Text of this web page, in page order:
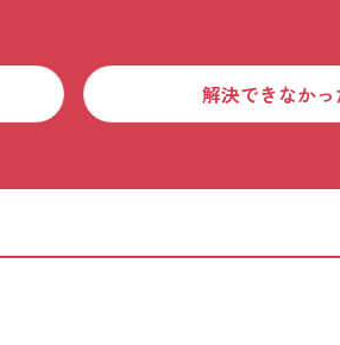
解決できなかっ